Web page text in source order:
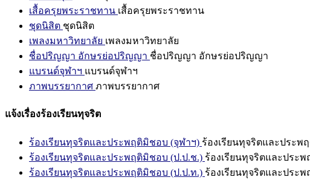
เสื้อครุยพระราชทาน เสื้อครุยพระราชทาน
ชุดนิสิต ชุดนิสิต
เพลงมหาวิทยาลัย เพลงมหาวิทยาลัย
ชื่อปริญญา อักษรย่อปริญญา ชื่อปริญญา อักษรย่อปริญญา
แบรนด์จุฬาฯ แบรนด์จุฬาฯ
ภาพบรรยากาศ ภาพบรรยากาศ
แจ้งเรื่องร้องเรียนทุจริต
ร้องเรียนทุจริตและประพฤติมิชอบ (จุฬาฯ) ร้องเรียนทุจริตและประพ
ร้องเรียนทุจริตและประพฤติมิชอบ (ป.ป.ช.) ร้องเรียนทุจริตและประ
ร้องเรียนทุจริตและประพฤติมิชอบ (ป.ป.ท.) ร้องเรียนทุจริตและประ